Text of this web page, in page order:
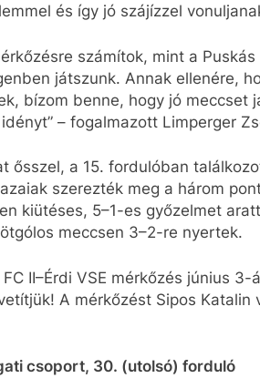
és így jó szájízzel
számítok, mint a
játszunk. Annak ellenére,
bízom benne, hogy jó meccset
– fogalmazott Limperger
ősszel, a 15. fordulóban
szerezték meg a három
kiütéses, 5–1-es győzelmet
meccsen 3–2-re nyertek.
II–Érdi VSE mérkőzés június
A mérkőzést Sipos
csoport, 30. (utolsó) forduló